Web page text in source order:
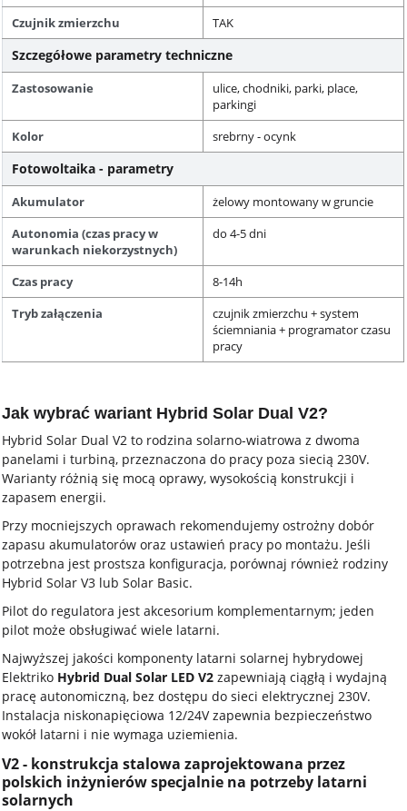
Czujnik zmierzchu
TAK
Szczegółowe parametry techniczne
Zastosowanie
ulice, chodniki, parki, place,
parkingi
Kolor
srebrny - ocynk
Fotowoltaika - parametry
Akumulator
żelowy montowany w gruncie
Autonomia (czas pracy w
warunkach niekorzystnych)
do 4-5 dni
Czas pracy
8-14h
Tryb załączenia
czujnik zmierzchu + system
ściemniania + programator czasu
pracy
Jak wybrać wariant Hybrid Solar Dual V2?
Hybrid Solar Dual V2 to rodzina solarno-wiatrowa z dwoma
panelami i turbiną, przeznaczona do pracy poza siecią 230V.
Warianty różnią się mocą oprawy, wysokością konstrukcji i
zapasem energii.
Przy mocniejszych oprawach rekomendujemy ostrożny dobór
zapasu akumulatorów oraz ustawień pracy po montażu. Jeśli
potrzebna jest prostsza konfiguracja, porównaj również rodziny
Hybrid Solar V3 lub Solar Basic.
Pilot do regulatora jest akcesorium komplementarnym; jeden
pilot może obsługiwać wiele latarni.
Najwyższej jakości komponenty latarni solarnej hybrydowej
Elektriko Hybrid Dual Solar LED V2 zapewniają ciągłą i wydajną
pracę autonomiczną, bez dostępu do sieci elektrycznej 230V.
Instalacja niskonapięciowa 12/24V zapewnia bezpieczeństwo
wokół latarni i nie wymaga uziemienia.
V2 - konstrukcja stalowa zaprojektowana przez
polskich inżynierów specjalnie na potrzeby latarni
solarnych